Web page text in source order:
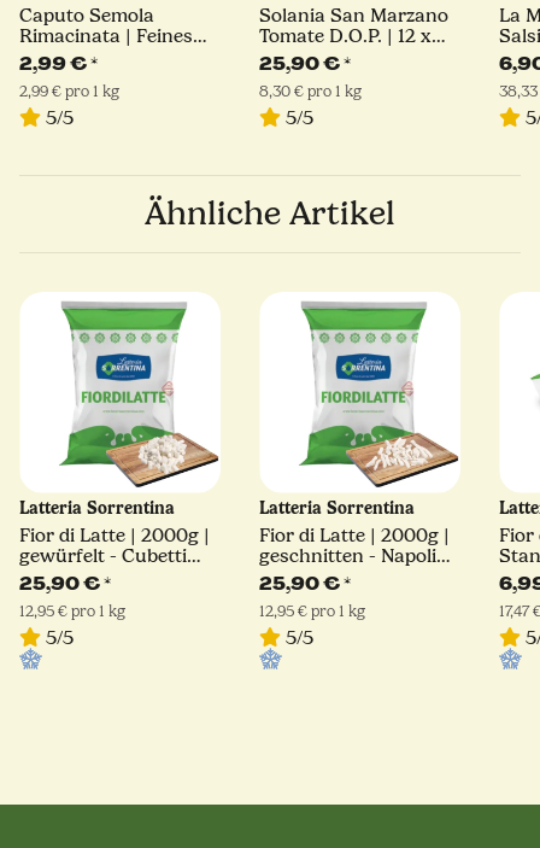
Caputo Semola
Rimacinata | Feines
Hartweizengrieß | 1kg
2,99 €*
2,99 € pro 1 kg
5/5
Solania San Marzano
Tomate D.O.P. | 12 x
400 g
25,90 €*
8,30 € pro 1 kg
5/5
La
180
Ähnliche Artikel
Latteria Sorrentina
Fior di Latte | 2000g |
gewürfelt - Cubetti
Schnitt | Latteria
Sorrentina
25,90 €*
12,95 € pro 1 kg
5/5
Latteria Sorrentina
Fior di Latte | 2000g |
geschnitten - Napoli
Schnitt | Latteria
Sorrentina
25,90 €*
12,95 € pro 1 kg
5/5
Fior
17,47